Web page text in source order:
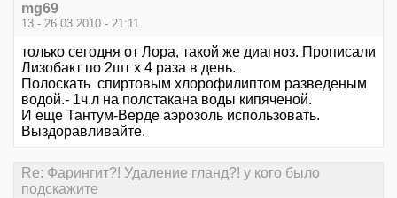
mg69
13 - 26.03.2010 - 21:11
только сегодня от Лора, такой же диагноз. Прописали
Лизобакт по 2шт х 4 раза в день.
Полоскать спиртовым хлорофилиптом разведеным
водой.- 1ч.л на полстакана воды кипяченой.
И еще Тантум-Верде аэрозоль использовать.
Выздоравливайте.
Re: Фарингит?! Удаление гланд?! у кого было
подскажите